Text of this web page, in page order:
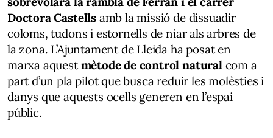
Doctora Castellsamb la missió de dissuadir
coloms, tudons i estornells de niar als arbres de
la zona. L’Ajuntament de Lleida ha posat en
marxa aquest mètode de control naturalcom a
part d’un pla pilot que busca reduir les molèsties i
danys que aquests ocells generen en l’espai
públic.